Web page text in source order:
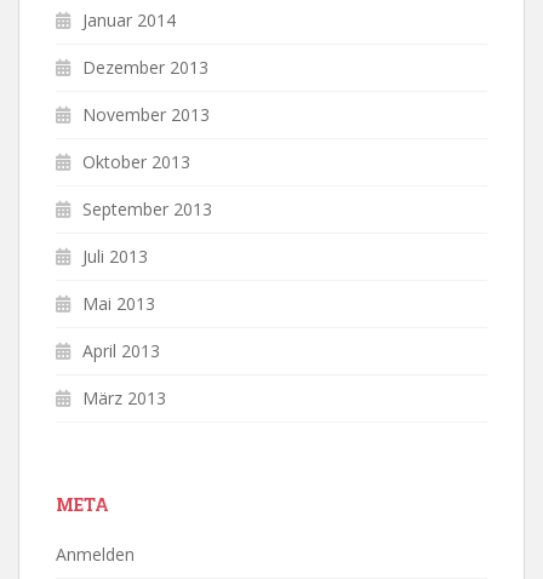
Januar 2014
Dezember 2013
November 2013
Oktober 2013
September 2013
Juli 2013
Mai 2013
April 2013
März 2013
META
Anmelden